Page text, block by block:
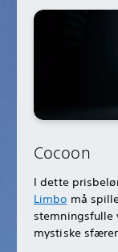
Cocoon
I dette
Limbo må
stemningsfulle
mystiske sfærer.